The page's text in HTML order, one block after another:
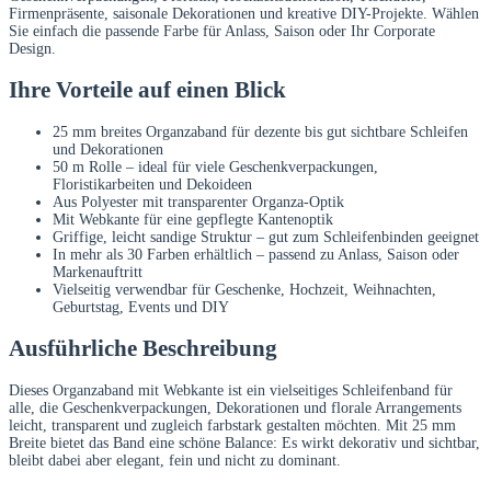
Firmenpräsente, saisonale Dekorationen und kreative DIY-Projekte. Wählen
Sie einfach die passende Farbe für Anlass, Saison oder Ihr Corporate
Design.
Ihre Vorteile auf einen Blick
25 mm breites Organzaband für dezente bis gut sichtbare Schleifen
und Dekorationen
50 m Rolle – ideal für viele Geschenkverpackungen,
Floristikarbeiten und Dekoideen
Aus Polyester mit transparenter Organza-Optik
Mit Webkante für eine gepflegte Kantenoptik
Griffige, leicht sandige Struktur – gut zum Schleifenbinden geeignet
In mehr als 30 Farben erhältlich – passend zu Anlass, Saison oder
Markenauftritt
Vielseitig verwendbar für Geschenke, Hochzeit, Weihnachten,
Geburtstag, Events und DIY
Ausführliche Beschreibung
Dieses Organzaband mit Webkante ist ein vielseitiges Schleifenband für
alle, die Geschenkverpackungen, Dekorationen und florale Arrangements
leicht, transparent und zugleich farbstark gestalten möchten. Mit 25 mm
Breite bietet das Band eine schöne Balance: Es wirkt dekorativ und sichtbar,
bleibt dabei aber elegant, fein und nicht zu dominant.